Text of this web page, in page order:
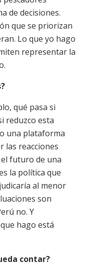
de decisiones.
que se priorizan
Lo que yo hago
representar la
qué pasa si
reduzco esta
una plataforma
las reacciones
futuro de una
la política que
al menor
son
no. Y
hago está
contar?